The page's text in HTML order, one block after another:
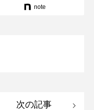
note
次の記事